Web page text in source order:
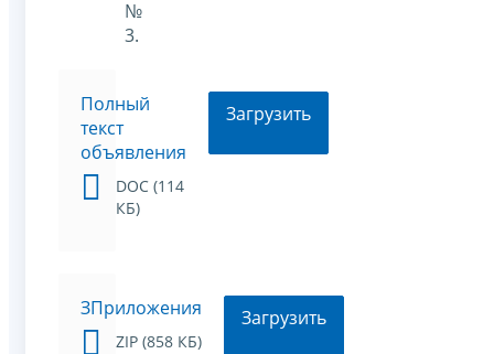
№
3.
Полный
текст
объявления
DOC (114
КБ)
Загрузить
ЗПриложения
ZIP (858 КБ)
Загрузить